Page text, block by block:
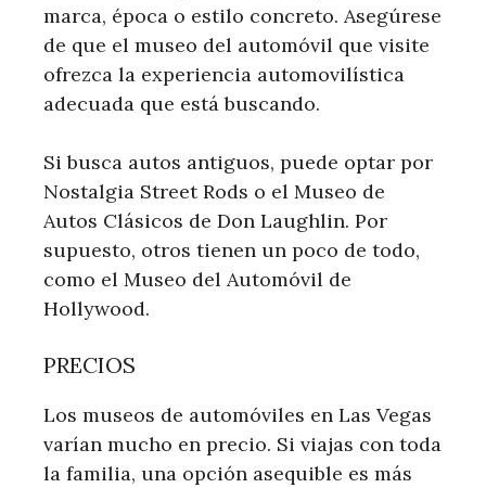
marca, época o estilo concreto. Asegúrese
de que el museo del automóvil que visite
ofrezca la experiencia automovilística
adecuada que está buscando.
Si busca autos antiguos, puede optar por
Nostalgia Street Rods o el Museo de
Autos Clásicos de Don Laughlin. Por
supuesto, otros tienen un poco de todo,
como el Museo del Automóvil de
Hollywood.
PRECIOS
Los museos de automóviles en Las Vegas
varían mucho en precio. Si viajas con toda
la familia, una opción asequible es más